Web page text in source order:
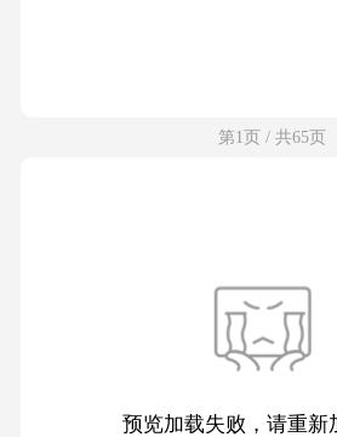
第1页 / 共65页
预览加载失败，请重新